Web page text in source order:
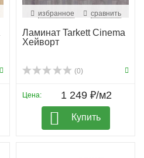
избранное сравнить
Ламинат Tarkett Cinema
Хейворт
(0)
Цена: 1 249 ₽/м2
Купить